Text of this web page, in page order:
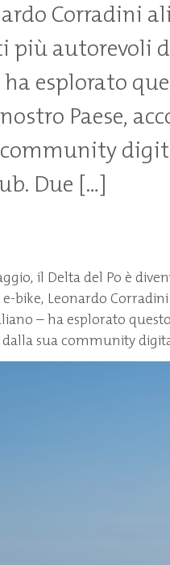
Corradini
più autorevoli
esplorato
Paese,
Due […]
il Delta del Po è
bike, Leonardo Corradini
– ha esplorato
sua community